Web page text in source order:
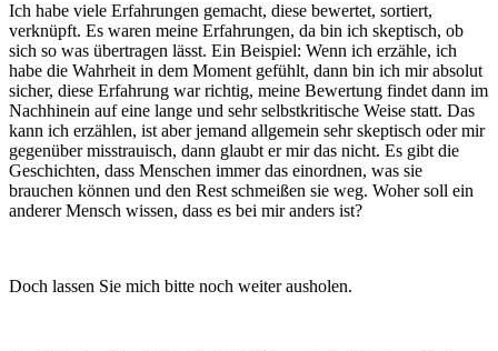
Ich habe viele Erfahrungen gemacht, diese bewertet, sortiert,
verknüpft. Es waren meine Erfahrungen, da bin ich skeptisch, ob
sich so was übertragen lässt. Ein Beispiel: Wenn ich erzähle, ich
habe die Wahrheit in dem Moment gefühlt, dann bin ich mir absolut
sicher, diese Erfahrung war richtig, meine Bewertung findet dann im
Nachhinein auf eine lange und sehr selbstkritische Weise statt. Das
kann ich erzählen, ist aber jemand allgemein sehr skeptisch oder mir
gegenüber misstrauisch, dann glaubt er mir das nicht. Es gibt die
Geschichten, dass Menschen immer das einordnen, was sie
brauchen können und den Rest schmeißen sie weg. Woher soll ein
anderer Mensch wissen, dass es bei mir anders ist?
Doch lassen Sie mich bitte noch weiter ausholen.